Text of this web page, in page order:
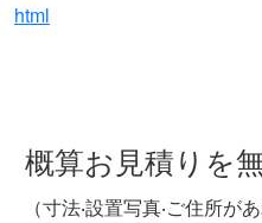
html
概算お見積りを
（寸法‧設置写真‧ご住所が